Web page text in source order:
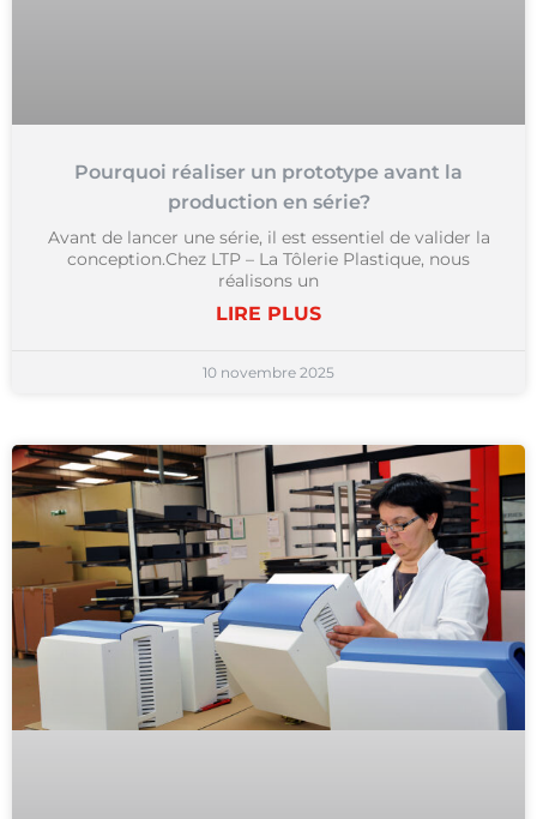
Pourquoi réaliser un prototype avant la
production en série?
Avant de lancer une série, il est essentiel de valider la
conception.Chez LTP – La Tôlerie Plastique, nous
réalisons un
LIRE PLUS
10 novembre 2025